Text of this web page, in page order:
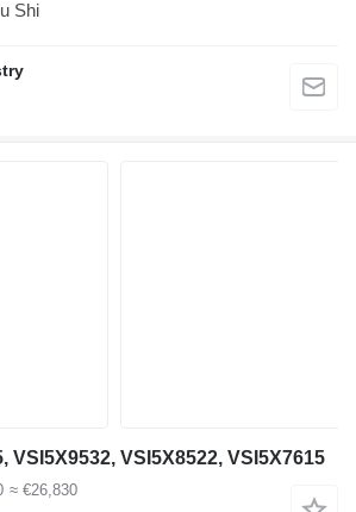
Shi
VSI5X9532, VSI5X8522, VSI5X7615
≈ €26,830